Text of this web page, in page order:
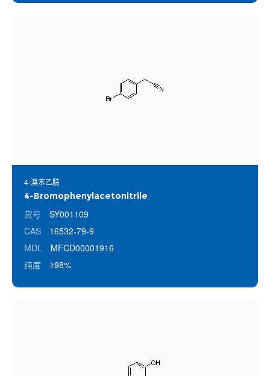
4-溴苯乙腈
4-Bromophenylacetonitrile
货号
SY001109
CAS
16532-79-9
MDL
MFCD00001916
纯度
≥98%